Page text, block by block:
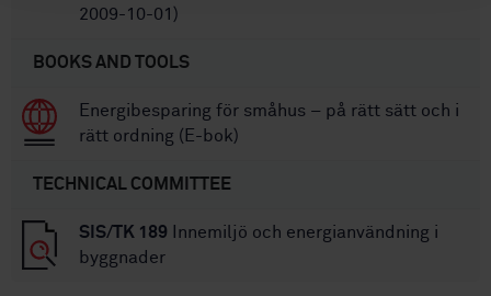
2009-10-01)
BOOKS AND TOOLS
Energibesparing för småhus – på rätt sätt och i
rätt ordning (E-bok)
TECHNICAL COMMITTEE
SIS/TK 189 Innemiljö och energianvändning i
byggnader